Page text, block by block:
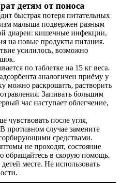
детям от поноса
быстрая потеря питательных
малыша подвержен разным
диареи: кишечные инфекции,
на новые продукты питания.
усилилось, возможно
по таблетке на 15 кг веса.
аналогичен приёму у
можно раскрошить, растворить
Запивать большим
час наступает облегчение,
чувствовать после угля,
противном случае замените
средствами.
не проходят, состояние
обращайтесь в скорую помощь.
месте. Не использовать